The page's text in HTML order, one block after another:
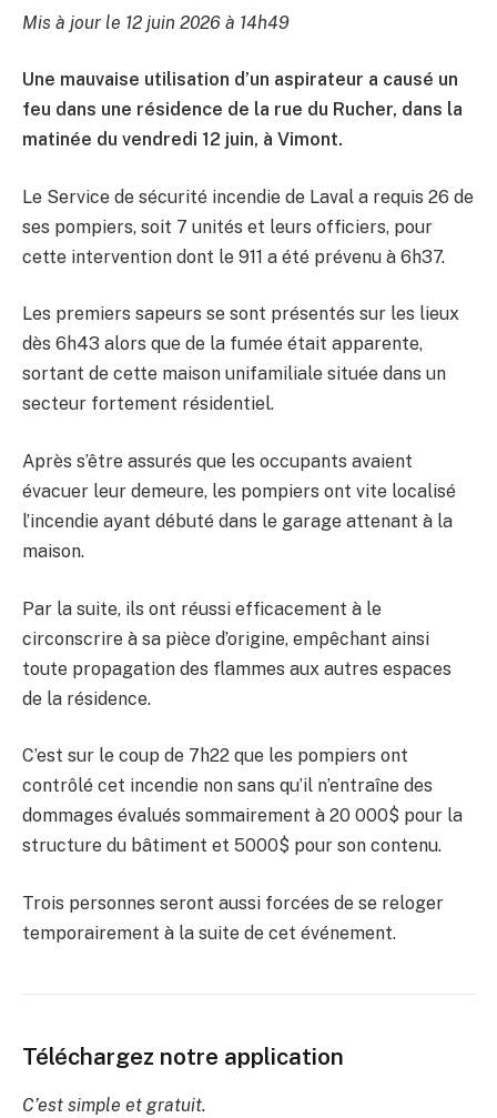
Mis à jour le 12 juin 2026 à 14h49
Une mauvaise utilisation d’un aspirateur a causé un
feu dans une résidence de la rue du Rucher, dans la
matinée du vendredi 12 juin, à Vimont.
Le Service de sécurité incendie de Laval a requis 26 de
ses pompiers, soit 7 unités et leurs officiers, pour
cette intervention dont le 911 a été prévenu à 6h37.
Les premiers sapeurs se sont présentés sur les lieux
dès 6h43 alors que de la fumée était apparente,
sortant de cette maison unifamiliale située dans un
secteur fortement résidentiel.
Après s’être assurés que les occupants avaient
évacuer leur demeure, les pompiers ont vite localisé
l’incendie ayant débuté dans le garage attenant à la
maison.
Par la suite, ils ont réussi efficacement à le
circonscrire à sa pièce d’origine, empêchant ainsi
toute propagation des flammes aux autres espaces
de la résidence.
C’est sur le coup de 7h22 que les pompiers ont
contrôlé cet incendie non sans qu’il n’entraîne des
dommages évalués sommairement à 20 000$ pour la
structure du bâtiment et 5000$ pour son contenu.
Trois personnes seront aussi forcées de se reloger
temporairement à la suite de cet événement.
Téléchargez notre application
C’est simple et gratuit.